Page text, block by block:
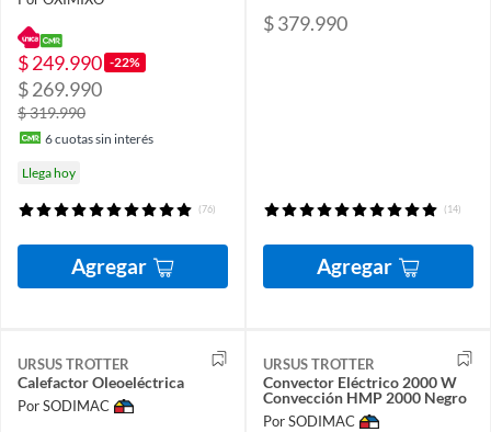
$ 249.990 -22%
$ 269.990
$ 319.990
6cuotas sin interés
Llega hoy
(76)
Agregar
$ 379.990
(14)
Agregar
URSUS TROTTER
Calefactor Oleoeléctrica
Por SODIMAC
URSUS TROTTER
Convector Eléctrico 2000 W
Convección HMP 2000 Negro
Por SODIMAC